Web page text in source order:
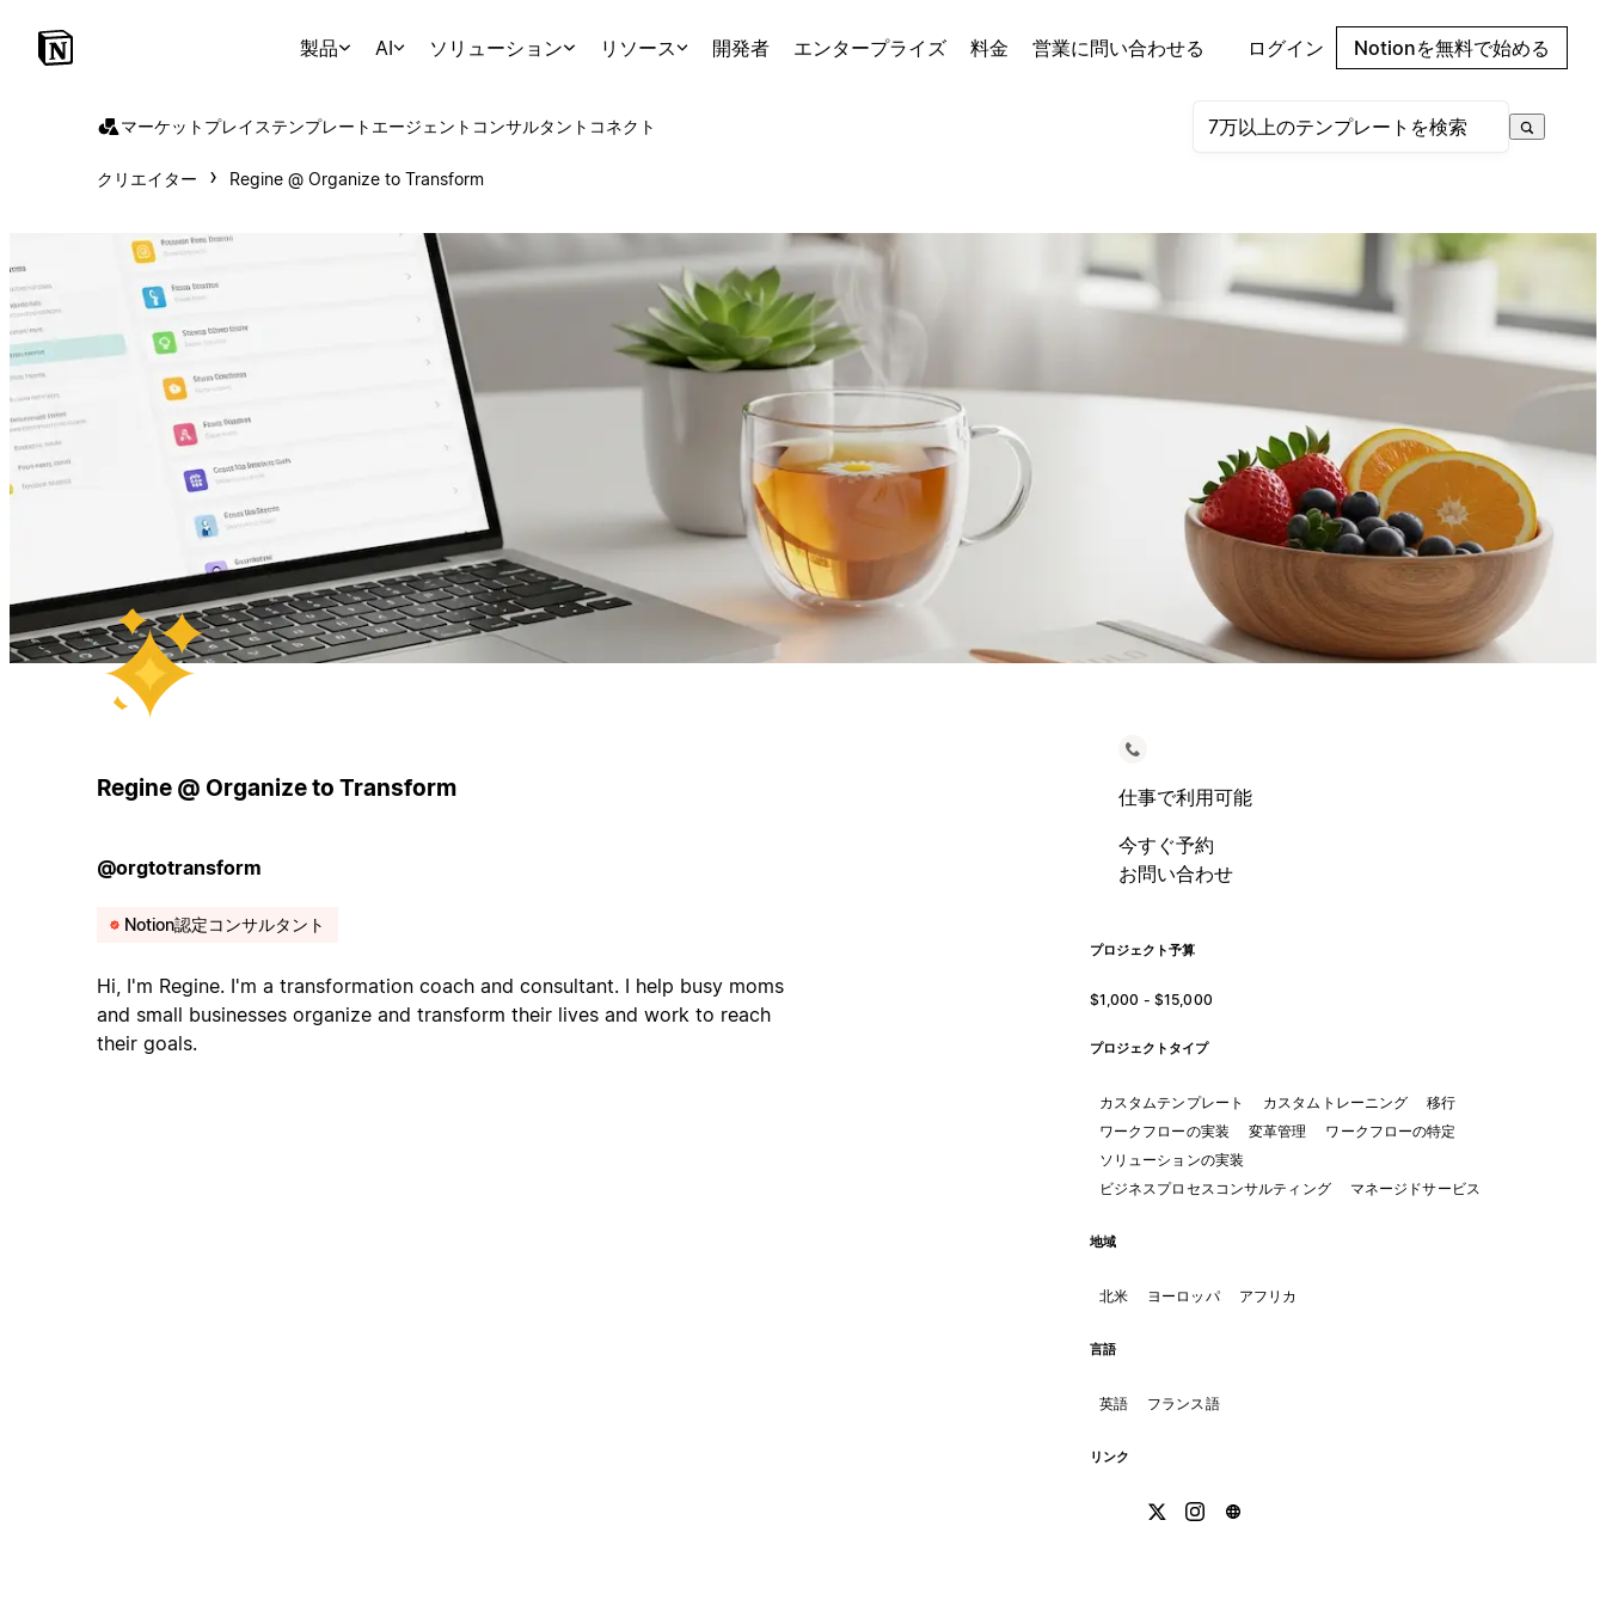
製品 AI ソリューション リソース 開発者 エンタープライズ 料金 営業に問い合わせる ログイン Notionを無料で始める
マーケットプレイステンプレート エージェント コンサルタント コネクト
クリエイター Regine @ Organize to Transform
Regine @ Organize to Transform
@orgtotransform
Notion認定コンサルタント
Hi, I'm Regine. I'm a transformation coach and consultant. I help busy moms
and small businesses organize and transform their lives and work to reach
their goals.
仕事で利用可能
今すぐ予約
お問い合わせ
プロジェクト予算
$1,000 - $15,000
プロジェクトタイプ
カスタムテンプレート カスタムトレーニング
移行
ワークフローの実装
変革管理
ワークフローの特定
ソリューションの実装
ビジネスプロセスコンサルティング
マネージドサービス
地域
北米 ヨーロッパ アフリカ
言語
英語 フランス語
リンク